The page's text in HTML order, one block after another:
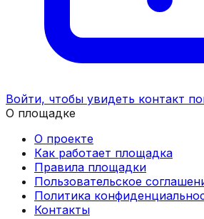
Войти, чтобы увидеть контакт
О площадке
О проекте
Как работает площадка
Правила площадки
Пользовательское
Политика
Контакты